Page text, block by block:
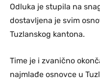
Odluka je stupila na
dostavljena je svim
Tuzlanskog kantona.
Time je i zvanično
najmlađe osnovce u